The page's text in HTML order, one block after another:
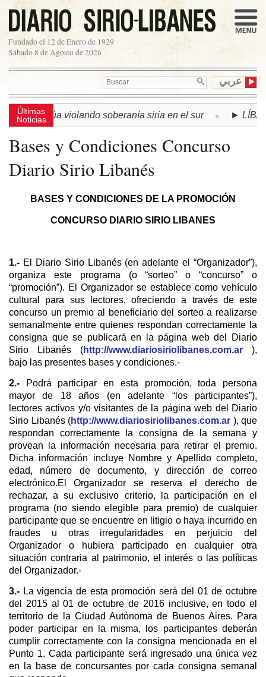
Fundado el 12 de Enero de 1929
Sábado 8 de Agosto de 2026
عربي
Últimas
Noticias
continúa violando soberanía siria en el sur ►
Bases y Condiciones Concurso
Diario Sirio Libanés
BASES Y CONDICIONES DE LA PROMOCIÓN
CONCURSO DIARIO SIRIO LIBANES
1.- El Diario Sirio Libanés (en adelante el “Organizador”),
organiza este programa (o “sorteo” o “concurso” o
“promoción”). El Organizador se establece como vehículo
cultural para sus lectores, ofreciendo a través de este
concurso un premio al beneficiario del sorteo a realizarse
semanalmente entre quienes respondan correctamente la
consigna que se publicará en la página web del Diario
Sirio Libanés (http://www.diariosiriolibanes.com.ar ),
bajo las presentes bases y condiciones.-
2.-
Podrá participar en esta promoción, toda persona
mayor de 18 años (en adelante “los participantes”),
lectores activos y/o visitantes de la página web del Diario
Sirio Libanés (http://www.diariosiriolibanes.com.ar ), que
respondan correctamente la consigna de la semana y
provean la información necesaria para retirar el premio.
Dicha información incluye Nombre y Apellido completo,
edad, número de documento, y dirección de correo
electrónico.El Organizador se reserva el derecho de
rechazar, a su exclusivo criterio, la participación en el
programa (no siendo elegible para premio) de cualquier
participante que se encuentre en litigio o haya incurrido en
fraudes u otras irregularidades en perjuicio del
Organizador o hubiera participado en cualquier otra
situación contraria al patrimonio, el interés o las políticas
del Organizador.-
3.- La vigencia de esta promoción será del 01 de octubre
del 2015 al 01 de octubre de 2016 inclusive, en todo el
territorio de la Ciudad Autónoma de Buenos Aires. Para
poder participar en la misma, los participantes deberán
cumplir correctamente con la consigna mencionada en el
Punto 1. Cada participante será ingresado una única vez
en la base de concursantes por cada consigna semanal